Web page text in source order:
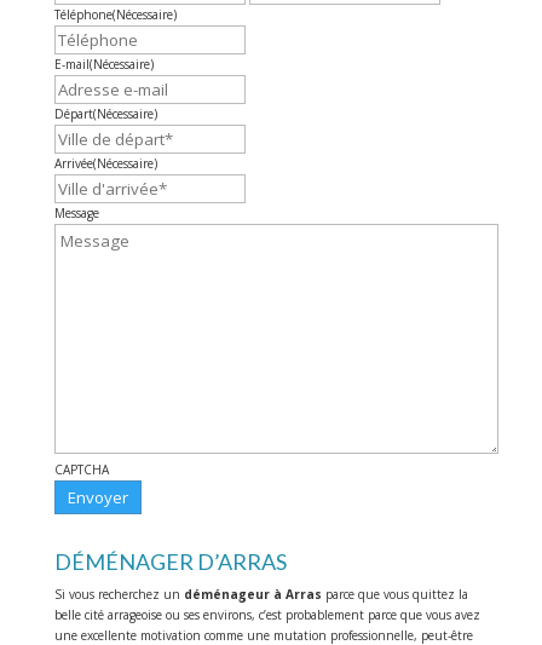
Téléphone(Nécessaire)
E-mail(Nécessaire)
Départ(Nécessaire)
Arrivée(Nécessaire)
Message
CAPTCHA
DÉMÉNAGER D’ARRAS
Si vous recherchez un déménageur à Arras parce que vous quittez la
belle cité arrageoise ou ses environs, c’est probablement parce que vous avez
une excellente motivation comme une mutation professionnelle, peut-être